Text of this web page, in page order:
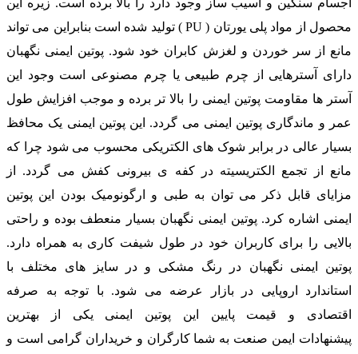
محصول از مواد پلی یورتان ( PU ) تولید شده است بنابراین می تواند
مانع از سر خوردن و لغزش کابران خود شود. پوتین ایمنی نگهبان
دارای آسترهایی از چرم طبیعی یا چرم مصنوعی است وجود این
آستر ها مقاومت پوتین ایمنی را بالا تر برده و موجب افزایش طول
عمر و ماندگاری پوتین ایمنی می گردد. این پوتین ایمنی یک محافظ
بسیار عالی در برابر شوک های الکتریکی محسوب می شود چرا که
مانع از تجمع الکتریسیته در کفه ی بیرونی کفش می گردد. از
مزایای قابل ذکر می توان به طبی و ارگونومیک بودن این پوتین
ایمنی اشاره کرد. پوتین ایمنی نگهبان بسیار منعطف بوده و راحتی
بالایی را برای کاربران خود در طول شیفت کاری به همراه دارد.
پوتین ایمنی نگهبان در رنگ مشکی و در سایز های مختلف با
استاندارد اروپایی در بازار عرضه می شود. با توجه به صرفه
اقتصادی و قیمت پایین این پوتین ایمنی یکی از بهترین
پیشنهادات ایمن صنعت به شما کارگران و خریداران گرامی است و